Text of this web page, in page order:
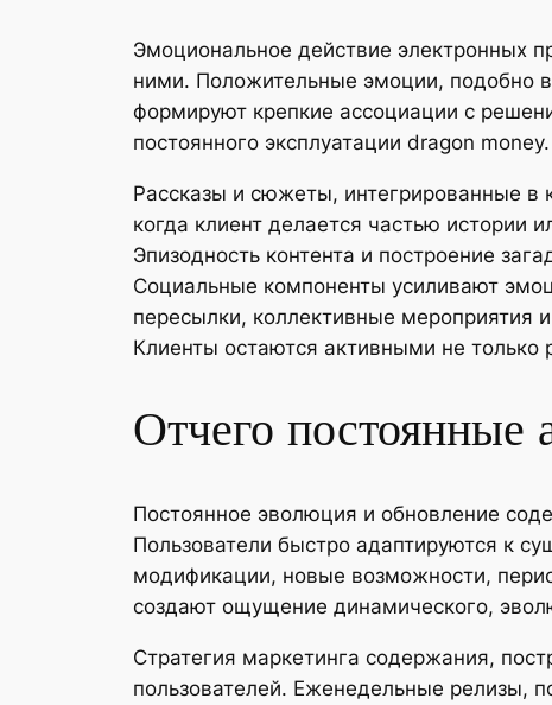
Эмоциональное действие электронных
ними. Положительные эмоции, подобно
формируют крепкие ассоциации с
постоянного эксплуатации dragon money.
Рассказы и сюжеты, интегрированные в
когда клиент делается частью истории
Эпизодность контента и построение
Социальные компоненты усиливают
пересылки, коллективные мероприятия
Клиенты остаются активными не
Отчего постоянные
Постоянное эволюция и обновление
Пользователи быстро адаптируются к
модификации, новые возможности,
создают ощущение динамического,
Стратегия маркетинга содержания,
пользователей. Еженедельные релизы,